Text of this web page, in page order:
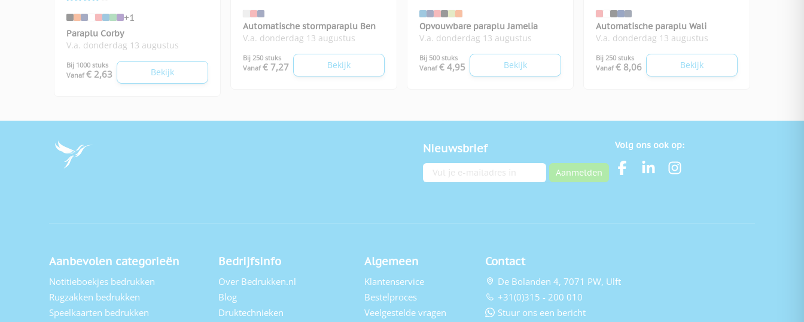
+1
Paraplu Corby
V.a. donderdag 13 augustus
Bij 1000 stuks
Vanaf € 2,63 Bekijk
Automatische stormparaplu Ben
V.a. donderdag 13 augustus
Bij 250 stuks
Vanaf € 7,27 Bekijk
Opvouwbare paraplu Jamelia
V.a. donderdag 13 augustus
Bij 500 stuks
Vanaf € 4,95 Bekijk
Automatische paraplu Wali
V.a. donderdag 13 augustus
Bij 250 stuks
Vanaf € 8,06 Bekijk
Nieuwsbrief
E-mailadres Aanmelden
Volg ons ook op:
Aanbevolen categorieën
Notitieboekjes bedrukken
Rugzakken bedrukken
Speelkaarten bedrukken
Bedrijfsinfo
Over Bedrukken.nl
Blog
Druktechnieken
Algemeen
Klantenservice
Bestelproces
Veelgestelde vragen
Contact
De Bolanden 4, 7071 PW, Ulft
+31(0)315 - 200 010
Stuur ons een bericht